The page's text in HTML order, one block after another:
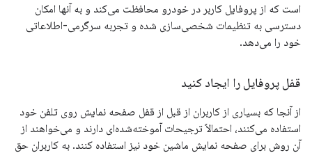
است که از پروفایل کاربر در خودرو محافظت می‌کند و به آنها امکان
دسترسی به تنظیمات شخصی‌سازی شده و تجربه سرگرمی-اطلاعاتی
خود را می‌دهد.
قفل پروفایل را ایجاد کنید
از آنجا که بسیاری از کاربران از قبل از قفل صفحه نمایش روی تلفن خود
استفاده می‌کنند، احتمالاً ترجیحات آموخته‌شده‌ای دارند و می‌خواهند از
آن روش برای صفحه نمایش ماشین خود نیز استفاده کنند. به کاربران حق